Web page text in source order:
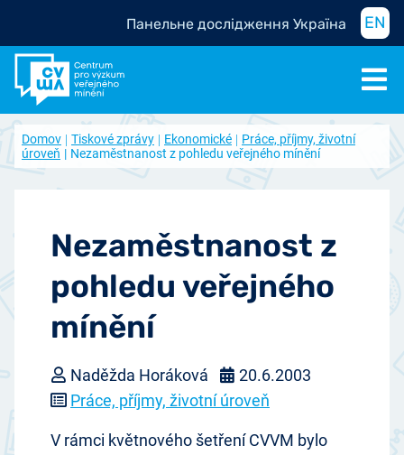
Панельне дослідження Україна EN
Domov Tiskové zprávy Ekonomické
Práce, příjmy, životní
úroveň
Nezaměstnanost z pohledu veřejného mínění
Nezaměstnanost z
pohledu veřejného
mínění
Naděžda Horáková
20.6.2003
Práce, příjmy, životní úroveň
V rámci květnového šetření CVVM bylo